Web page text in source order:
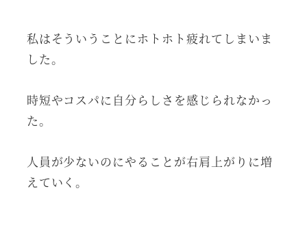
私はそういうことにホトホト疲れてしまいま
した。
時短やコスパに自分らしさを感じられなかっ
た。
人員が少ないのにやることが右肩上がりに増
えていく。